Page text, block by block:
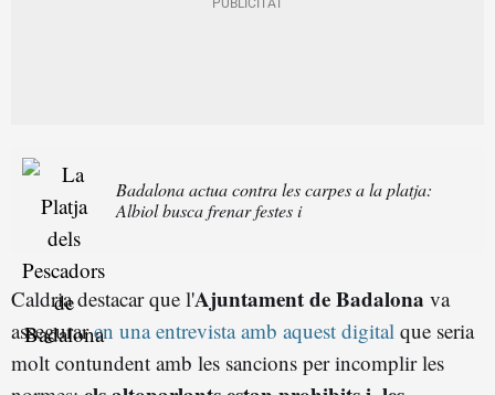
Badalona actua contra les carpes a la platja:
Albiol busca frenar festes i
Caldria destacar que l'Ajuntament de Badalona va
asseguraren una entrevista amb aquest digital que seria
molt contundent amb les sancions per incomplir les